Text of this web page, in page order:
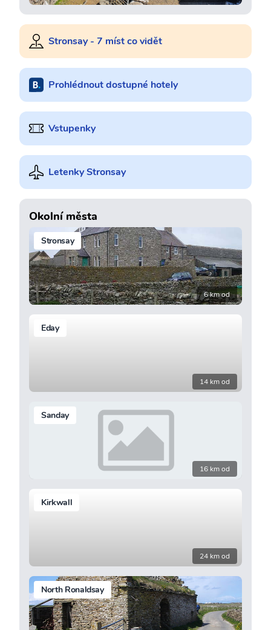
Stronsay - 7 míst co vidět
Prohlédnout dostupné hotely
Vstupenky
Letenky Stronsay
Okolní města
Stronsay
6 km od
Eday
14 km od
Sanday
16 km od
Kirkwall
24 km od
North Ronaldsay